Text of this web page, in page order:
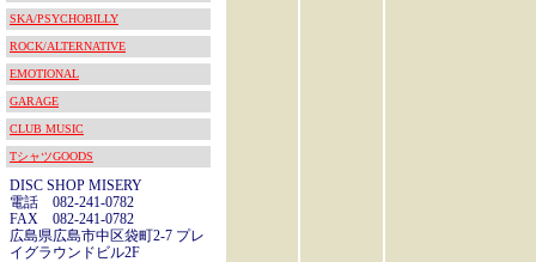
SKA/PSYCHOBILLY
ROCK/ALTERNATIVE
EMOTIONAL
GARAGE
CLUB MUSIC
TシャツGOODS
DISC SHOP MISERY
電話 082-241-0782
FAX 082-241-0782
広島県広島市中区袋町2-7 プレ
イグラウンドビル2F